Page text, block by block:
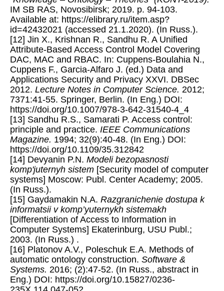
IM SB RAS, Novosibirsk; 2019. p. 94-103.
Available at: https://elibrary.ru/item.asp?
id=42432021 (accessed 21.1.2020). (In Russ.).
[12] Jin X., Krishnan R., Sandhu R. A Unified
Attribute-Based Access Control Model Covering
DAC, MAC and RBAC. In: Cuppens-Boulahia N.,
Cuppens F., Garcia-Alfaro J. (ed.) Data and
Applications Security and Privacy XXVI. DBSec
2012. Lecture Notes in Computer Science. 2012;
7371:41-55. Springer, Berlin. (In Eng.) DOI:
https://doi.org/10.1007/978-3-642-31540-4_4
[13] Sandhu R.S., Samarati P. Access control:
principle and practice. IEEE Communications
Magazine. 1994; 32(9):40-48. (In Eng.) DOI:
https://doi.org/10.1109/35.312842
[14] Devyanin P.N. Modeli bezopasnosti
komp'juternyh sistem [Security model of computer
systems] Moscow: Publ. Center Academy; 2005.
(In Russ.).
[15] Gaydamakin N.A. Razgranichenie dostupa k
informatsii v komp’yuternykh sistemakh
[Differentiation of Access to Information in
Computer Systems] Ekaterinburg, USU Publ.;
2003. (In Russ.) .
[16] Platonov A.V., Poleschuk E.A. Methods of
automatic ontology construction. Software &
Systems. 2016; (2):47-52. (In Russ., abstract in
Eng.) DOI: https://doi.org/10.15827/0236-